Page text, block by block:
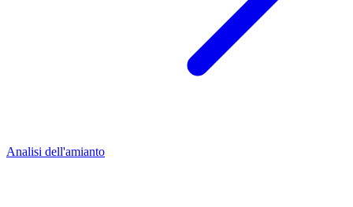
Analisi dell'amianto